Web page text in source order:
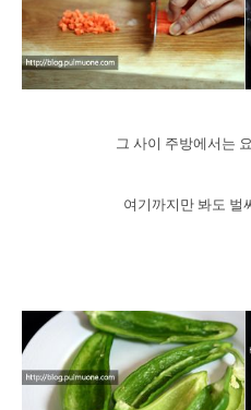
그 사이 주방에서는
여기까지만 봐도 벌